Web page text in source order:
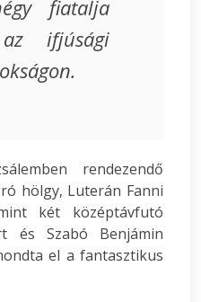
fiatalja
ifjúsági
rendezendő
hölgy, Luterán Fanni
két középtávfutó
és Szabó Benjámin
el a fantasztikus